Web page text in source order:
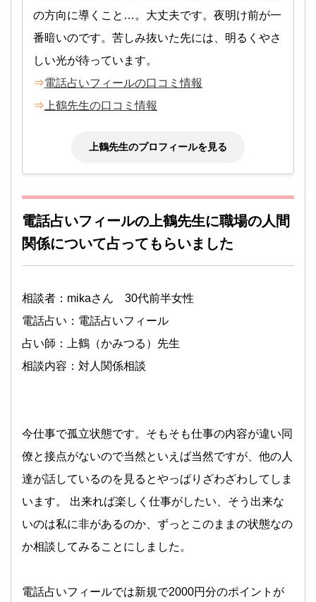
の方向に導くこと…。大丈夫です。夜明け前が一
番暗いのです。苦しみ抜いた先には、明るくやさ
しい光が待っています。
⇒電話占いフィールの口コミ情報
⇒ 上鶴先生の口コミ情報
上鶴先生のプロフィールを見る
電話占いフィールの上鶴先生に職場の人間
関係について占ってもらいました
相談者：mikaさん 30代前半女性
電話占い：電話占いフィール
占い師：上鶴（かみつる）先生
相談内容：対人関係相談
今仕事で孤立状態です。そもそも仕事の内容が違い同
僚と接点がないので当然といえば当然ですが、他の人
達が話しているのを見るとやっぱりざわざわしてしま
います。 出来れば楽しく仕事がしたい、そう出来な
いのは私に非があるのか、ずっとこのままの状態なの
か相談してみることにしました。
電話占いフィールでは新規で2000円分のポイントが